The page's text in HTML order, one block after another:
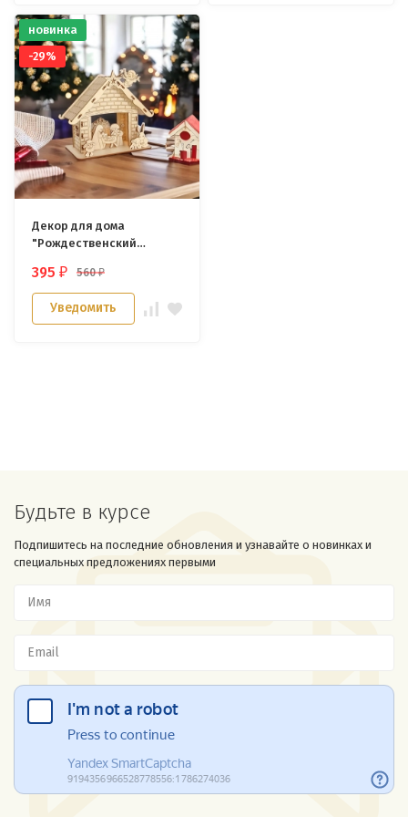
новинка
-29%
Декор для дома
"Рождественский
395₽ 560₽
Уведомить
Будьте в курсе
Подпишитесь на последние обновления и узнавайте о новинках и
специальных предложениях первыми